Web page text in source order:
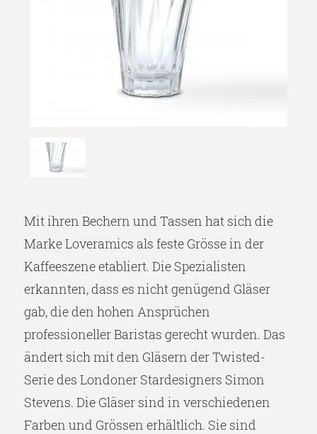
Mit ihren Bechern und Tassen hat sich die
Marke Loveramics als feste Grösse in der
Kaffeeszene etabliert. Die Spezialisten
erkannten, dass es nicht genügend Gläser
gab, die den hohen Ansprüchen
professioneller Baristas gerecht wurden. Das
ändert sich mit den Gläsern der Twisted-
Serie des Londoner Stardesigners Simon
Stevens. Die Gläser sind in verschiedenen
Farben und Grössen erhältlich. Sie sind